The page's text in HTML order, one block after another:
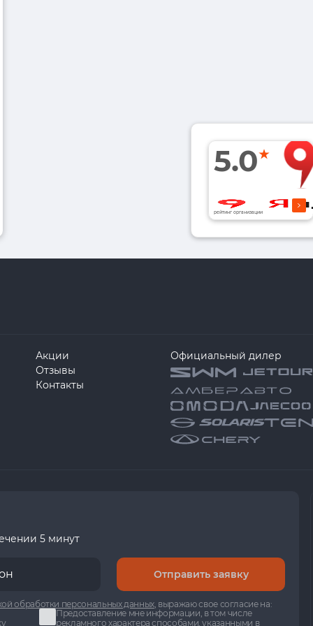
5.0
рейтинг организации
Акции
Отзывы
Контакты
Официальный дилер
5 минут
обработки персональных данных, выражаю свое согласие на:
Предоставление мне информации, в том числе
рекламного характера способами, указанными в
Отправить заявку